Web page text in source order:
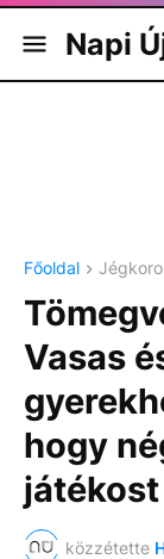
Napi
Főoldal
Vasas
hogy
játékost
közzétette